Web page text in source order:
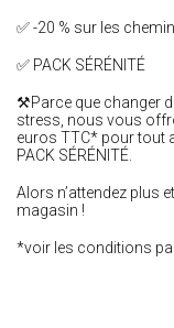
✅ -20 % sur les
✅ PACK SÉRÉNITÉ
⚒️Parce que changer
stress, nous vous
euros TTC* pour tout
PACK SÉRÉNITÉ.
Alors n’attendez plus
magasin !
*voir les conditions